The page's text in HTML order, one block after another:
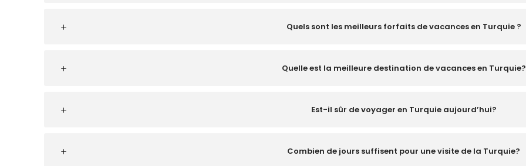
Quels sont les meilleurs forfaits de vacances en Turquie ?
Quelle est la meilleure destination de vacances en Turquie?
Est-il sûr de voyager en Turquie aujourd’hui?
Combien de jours suffisent pour une visite de la Turquie?